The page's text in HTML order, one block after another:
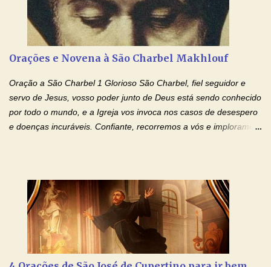
Cristo, Senhor Nosso. Amém. Creio: Creio em Deus Pai Todo-
Poderoso, Criador do céu e da terra; e em Jesus Cristo, seu
único Filho, nosso Senhor; que foi concebido pelo poder do Espí­
rito Santo; nasceu da Virgem Maria, padeceu sob Pôncio Pilatos,
foi crucificado, morto e sepultado. Desceu à mansão dos mortos;
ressuscitou ao terceiro dia; subiu aos céus, está sentado à direita
de Deus Pai todo-poderoso, donde há de vir a julgar os v...
Orações e Novena à São Charbel Makhlouf
Oração a São Charbel 1 Glorioso São Charbel, fiel seguidor e
servo de Jesus, vosso poder junto de Deus está sendo conhecido
por todo o mundo, e a Igreja vos invoca nos casos de desespero
e doenças incuráveis. Confiante, recorremos a vós e imploramos
Queremos sempre lembrar-nos deste favor, da vossa intercessão
e invocar-vos como nosso patrono, para maior glória de Deus e o
bem de nossas almas. São Charbel! Rogai por Nós e por todos
aqueles que invocam o vosso nome e auxílio. Amén. Oração 2 Ó
Deus, admirável em Vossos Santos, Vós que inspirastes a São
Charbel seguir o caminho da perfeição, lhe concedestes a graça